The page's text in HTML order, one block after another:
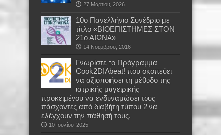
27 Μαρτίου, 2026
10ο Πανελλήνιο Συνέδριο με
τίτλο «ΒΙΟΕΠΙΣΤΗΜΕΣ ΣΤΟΝ
21ο ΑΙΩΝΑ»
14 Νοεμβρίου, 2016
Γνωρίστε το Πρόγραμμα
Cook2DIAbeat! που σκοπεύει
να αξιοποιήσει τη μέθοδο της
ιατρικής μαγειρικής
προκειμένου να ενδυναμώσει τους
πάσχοντες από διαβήτη τύπου 2 να
ελέγχουν την πάθησή τους.
10 Ιουλίου, 2025